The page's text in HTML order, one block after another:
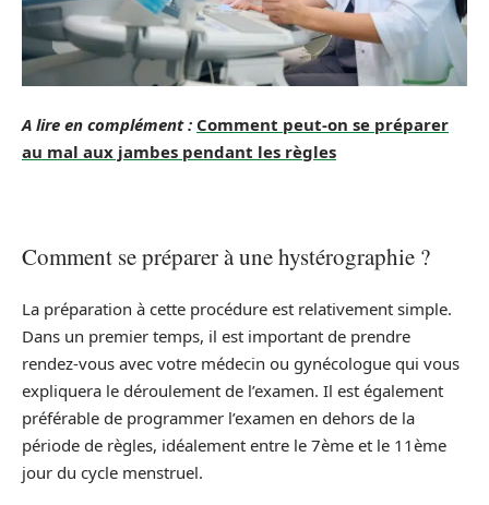
A lire en complément : Comment peut-on se préparer
au mal aux jambes pendant les règles
Comment se préparer à une hystérographie ?
La préparation à cette procédure est relativement simple.
Dans un premier temps, il est important de prendre
rendez-vous avec votre médecin ou gynécologue qui vous
expliquera le déroulement de l’examen. Il est également
préférable de programmer l’examen en dehors de la
période de règles, idéalement entre le 7ème et le 11ème
jour du cycle menstruel.